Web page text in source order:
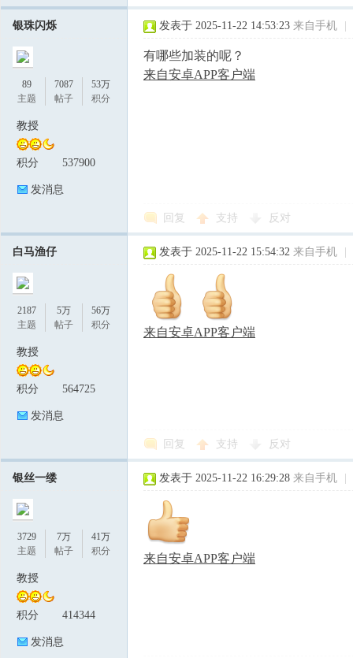
银珠闪烁
89
主题
7087
帖子
53万
积分
教授
积分 537900
发消息
发表于 2025-11-22 14:53:23 来自手机
有哪些加装的呢？
来自安卓APP客户端
回复 支持 反对
白马渔仔
2187
主题
5万
帖子
56万
积分
教授
积分 564725
发消息
发表于 2025-11-22 15:54:32 来自手机
来自安卓APP客户端
回复 支持 反对
银丝一缕
3729
主题
7万
帖子
41万
积分
教授
积分 414344
发消息
发表于 2025-11-22 16:29:28 来自手机
来自安卓APP客户端